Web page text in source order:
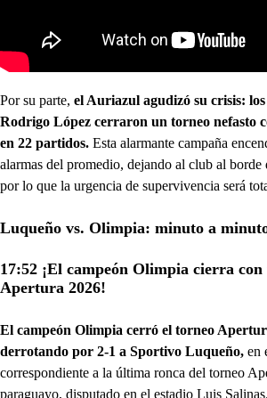
Por su parte, el Auriazul agudizó su crisis:
Rodrigo López cerraron un torneo nefasto
en 22 partidos. Esta alarmante campaña
alarmas del promedio, dejando al club al borde
por lo que la urgencia de supervivencia será
Luqueño vs. Olimpia: minuto a
17:52 ¡El campeón Olimpia cierra
Apertura 2026!
El campeón Olimpia cerró el torneo
derrotando por 2-1 a Sportivo Luqueño, en
correspondiente a la última ronca del torneo
paraguayo, disputado en el estadio Luis Salinas.